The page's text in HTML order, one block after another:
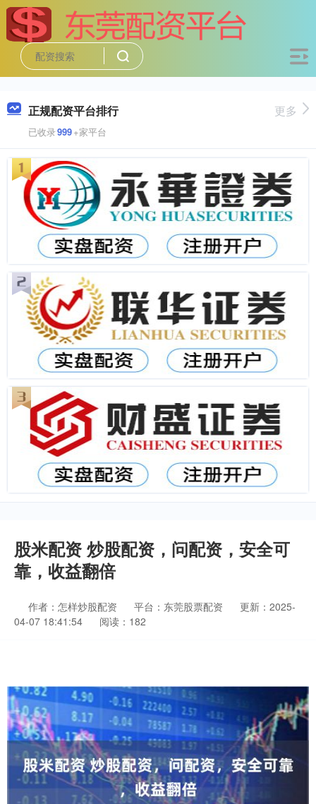
正规配资平台排行
已收录999+家平台
更多
股米配资 炒股配资，问配资，安全可
靠，收益翻倍
作者：怎样炒股配资 平台：东莞股票配资
更新：2025-
04-07 18:41:54
阅读：182